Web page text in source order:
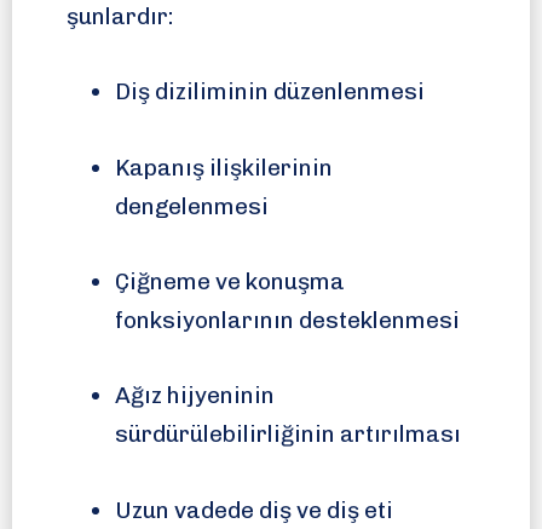
şunlardır:
Diş diziliminin düzenlenmesi
Kapanış ilişkilerinin
dengelenmesi
Çiğneme ve konuşma
fonksiyonlarının desteklenmesi
Ağız hijyeninin
sürdürülebilirliğinin artırılması
Uzun vadede diş ve diş eti